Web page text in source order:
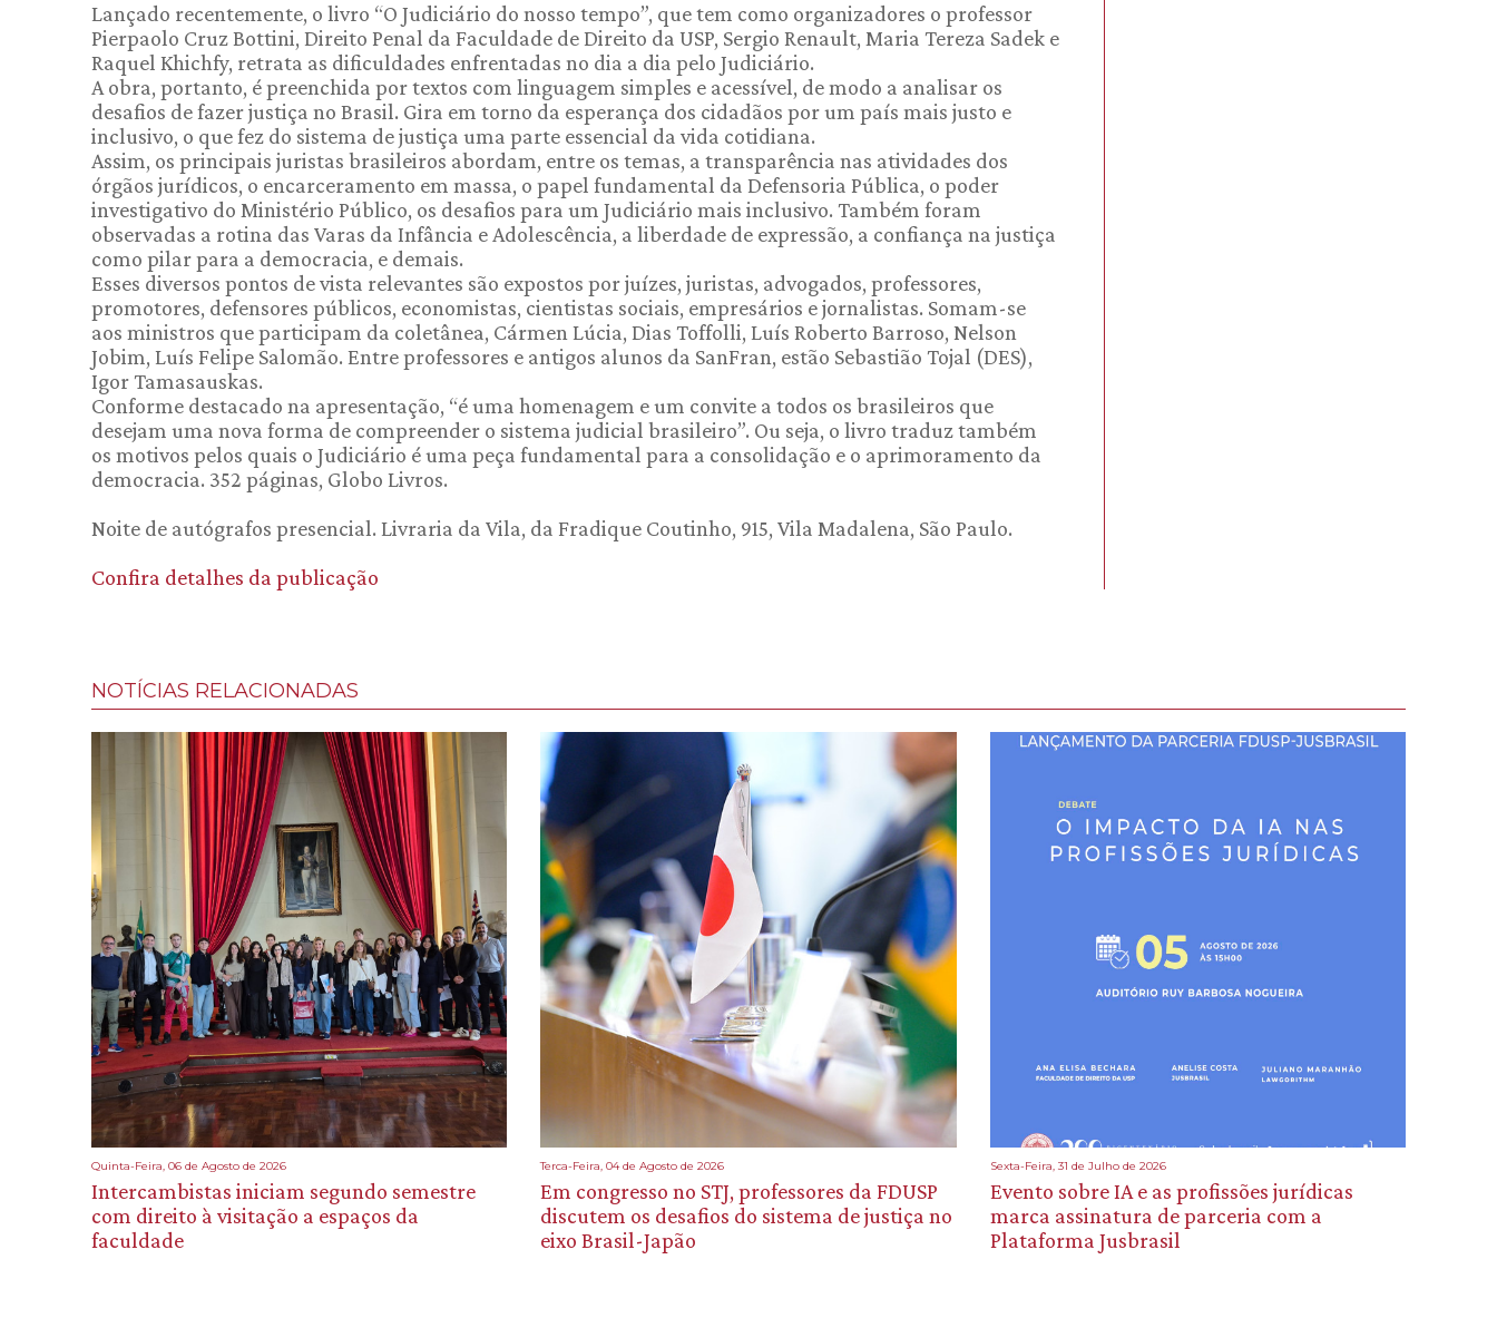
Lançado recentemente, o livro “O Judiciário do nosso tempo”, que tem como organizadores o professor
Pierpaolo Cruz Bottini, Direito Penal da Faculdade de Direito da USP, Sergio Renault, Maria Tereza Sadek e
Raquel Khichfy, retrata as dificuldades enfrentadas no dia a dia pelo Judiciário.
A obra, portanto, é preenchida por textos com linguagem simples e acessível, de modo a analisar os
desafios de fazer justiça no Brasil. Gira em torno da esperança dos cidadãos por um país mais justo e
inclusivo, o que fez do sistema de justiça uma parte essencial da vida cotidiana.
Assim, os principais juristas brasileiros abordam, entre os temas, a transparência nas atividades dos
órgãos jurídicos, o encarceramento em massa, o papel fundamental da Defensoria Pública, o poder
investigativo do Ministério Público, os desafios para um Judiciário mais inclusivo. Também foram
observadas a rotina das Varas da Infância e Adolescência, a liberdade de expressão, a confiança na justiça
como pilar para a democracia, e demais.
Esses diversos pontos de vista relevantes são expostos por juízes, juristas, advogados, professores,
promotores, defensores públicos, economistas, cientistas sociais, empresários e jornalistas. Somam-se
aos ministros que participam da coletânea, Cármen Lúcia, Dias Toffolli, Luís Roberto Barroso, Nelson
Jobim, Luís Felipe Salomão. Entre professores e antigos alunos da SanFran, estão Sebastião Tojal (DES),
Igor Tamasauskas.
Conforme destacado na apresentação, “é uma homenagem e um convite a todos os brasileiros que
desejam uma nova forma de compreender o sistema judicial brasileiro”. Ou seja, o livro traduz também
os motivos pelos quais o Judiciário é uma peça fundamental para a consolidação e o aprimoramento da
democracia. 352 páginas, Globo Livros.
Noite de autógrafos presencial. Livraria da Vila, da Fradique Coutinho, 915, Vila Madalena, São Paulo.
Confira detalhes da publicação
NOTÍCIAS RELACIONADAS
Quinta-Feira, 06 de Agosto de 2026
Intercambistas iniciam segundo semestre
com direito à visitação a espaços da
faculdade
Terca-Feira, 04 de Agosto de 2026
Em congresso no STJ, professores da FDUSP
discutem os desafios do sistema de justiça no
eixo Brasil-Japão
Sexta-Feira, 31 de Julho de 2026
Evento sobre IA e as profissões jurídicas
marca assinatura de parceria com a
Plataforma Jusbrasil